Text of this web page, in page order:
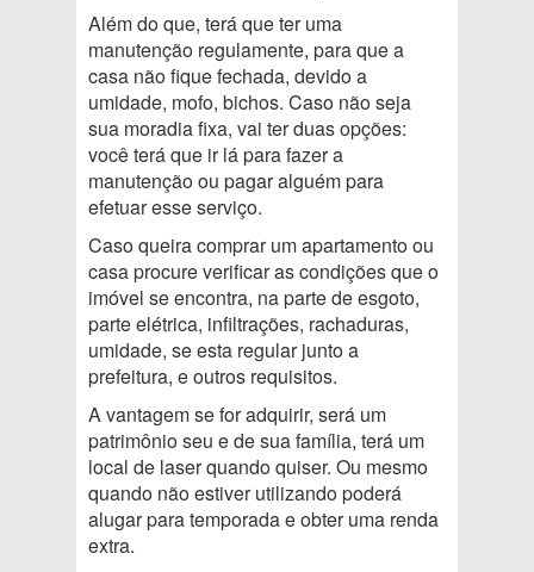
Além do que, terá que ter uma
manutenção regulamente, para que a
casa não fique fechada, devido a
umidade, mofo, bichos. Caso não seja
sua moradia fixa, vai ter duas opções:
você terá que ir lá para fazer a
manutenção ou pagar alguém para
efetuar esse serviço.
Caso queira comprar um apartamento ou
casa procure verificar as condições que o
imóvel se encontra, na parte de esgoto,
parte elétrica, infiltrações, rachaduras,
umidade, se esta regular junto a
prefeitura, e outros requisitos.
A vantagem se for adquirir, será um
patrimônio seu e de sua família, terá um
local de laser quando quiser. Ou mesmo
quando não estiver utilizando poderá
alugar para temporada e obter uma renda
extra.